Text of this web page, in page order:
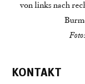
von links nach
KONTAKT